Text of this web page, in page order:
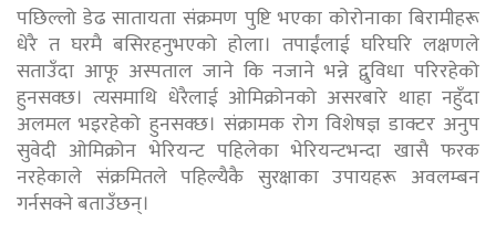
पछिल्लो डेढ सातायता संक्रमण पुष्टि भएका कोरोनाका बिरामीहरू
धेरै त घरमै बसिरहनुभएको होला। तपाईंलाई घरिघरि लक्षणले
सताउँदा आफू अस्पताल जाने कि नजाने भन्ने द्वुविधा परिरहेको
हुनसक्छ। त्यसमाथि धेरैलाई ओमिक्रोनको असरबारे थाहा नहुँदा
अलमल भइरहेको हुनसक्छ। संक्रामक रोग विशेषज्ञ डाक्टर अनुप
सुवेदी ओमिक्रोन भेरियन्ट पहिलेका भेरियन्टभन्दा खासै फरक
नरहेकाले संक्रमितले पहिल्यैकै सुरक्षाका उपायहरू अवलम्बन
गर्नसक्ने बताउँछन्।